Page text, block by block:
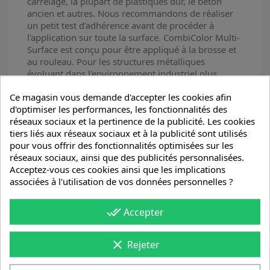
ancien et autres. Nous recommandons de réaliser
un petit test d'adhérence avant de procéder à
l'application sur toute la surface. CombiColor Multi-
Surface est conçu pour être appliqué à la brosse et
au rouleau. Pour les structures métalliques
évoluant dans l'environnement industriel plus
en association avec Rust-Oleum CombiPrimer Anti-
Corrosion 3369/3380.
Détails du produit Documents joints
7309MSTB
Références spécifiques
Ce magasin vous demande d'accepter les cookies afin
d'optimiser les performances, les fonctionnalités des
réseaux sociaux et la pertinence de la publicité. Les cookies
tiers liés aux réseaux sociaux et à la publicité sont utilisés
pour vous offrir des fonctionnalités optimisées sur les
réseaux sociaux, ainsi que des publicités personnalisées.
Acceptez-vous ces cookies ainsi que les implications
associées à l'utilisation de vos données personnelles ?
done_all Accepter
clear Rejeter